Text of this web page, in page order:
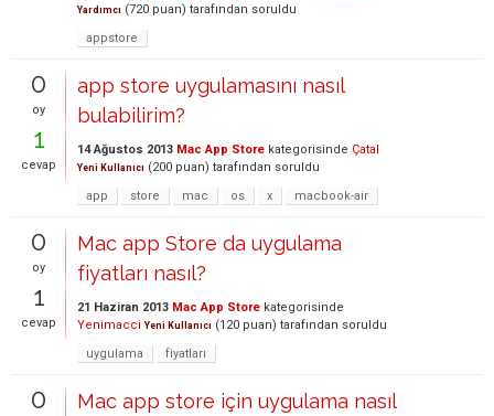
Yardımcı (720 puan) tarafından soruldu
appstore
0
oy
1
cevap
app store uygulamasını nasıl
bulabilirim?
14 Ağustos 2013 Mac App Store kategorisinde Çatal
Yeni Kullanıcı (200 puan) tarafından soruldu
app
store mac os x macbook-air
0
oy
1
cevap
Mac app Store da uygulama
fiyatları nasıl?
21 Haziran 2013 Mac App Store kategorisinde
Yenimacci Yeni Kullanıcı (120 puan) tarafından soruldu
uygulama
fiyatları
0
Mac app store için uygulama nasıl